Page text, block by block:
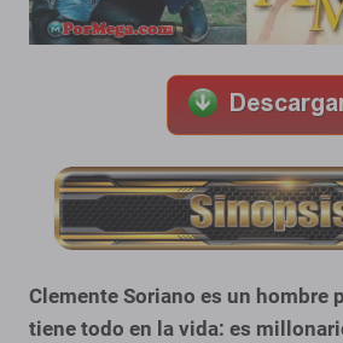
Clemente Soriano es un hombre
tiene todo en la vida: es